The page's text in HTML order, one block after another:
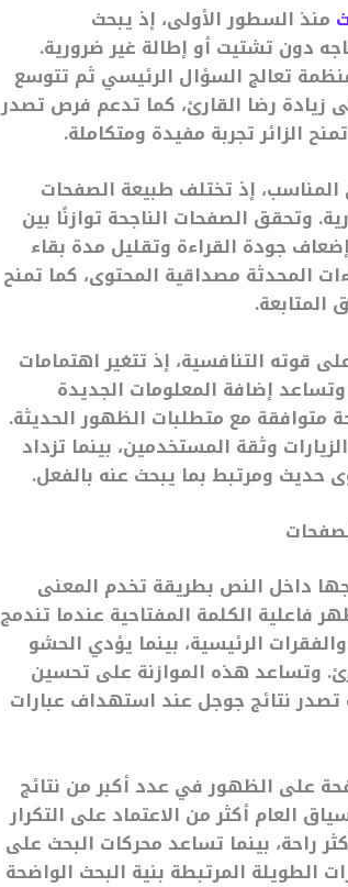
منذ السطور الأولى، إذ يبحث
دون تشتيت أو إطالة غير ضرورية.
تعالج السؤال الرئيسي ثم تتوسع
زيادة رضا القارئ، كما تدعم فرص تصدر
الزائر تجربة مفيدة ومتكاملة.
المناسب، إذ تختلف طبيعة الصفحات
وتحقق الصفحات الناجحة توازنًا بين
جودة القراءة وتقليل مدة بقاء
المحدثة مصداقية المحتوى، كما تمنح
قوته التنافسية، إذ تتغير اهتمامات
إضافة المعلومات الجديدة
متوافقة مع متطلبات الظهور الحديثة.
وثقة المستخدمين، بينما تزداد
حديث ومرتبط بما يبحث عنه بالفعل.
داخل النص بطريقة تخدم المعنى
فاعلية الكلمة المفتاحية عندما تندمج
الرئيسية، بينما يؤدي الحشو
وتساعد هذه الموازنة على تحسين
نتائج جوجل عند استهداف عبارات
على الظهور في عدد أكبر من نتائج
العام أكثر من الاعتماد على التكرار
راحة، بينما تساعد محركات البحث على
الطويلة المرتبطة بنية البحث الواضحة